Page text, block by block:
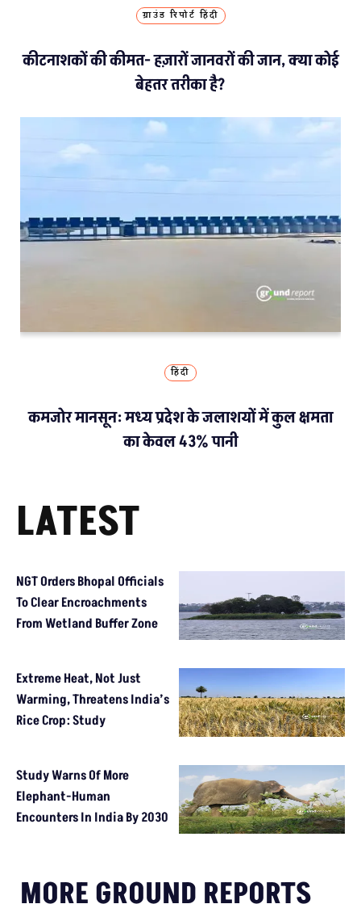
ग्राउंड रिपोर्ट हिंदी
कीटनाशकों की कीमत- हज़ारों जानवरों की जान, क्या कोई
बेहतर तरीका है?
हिंदी
कमजोर मानसून: मध्य प्रदेश के जलाशयों में कुल क्षमता
का केवल 43% पानी
LATEST
NGT Orders Bhopal Officials
To Clear Encroachments
From Wetland Buffer Zone
Extreme Heat, Not Just
Warming, Threatens India’s
Rice Crop: Study
Study Warns Of More
Elephant-Human
Encounters In India By 2030
MORE GROUND REPORTS